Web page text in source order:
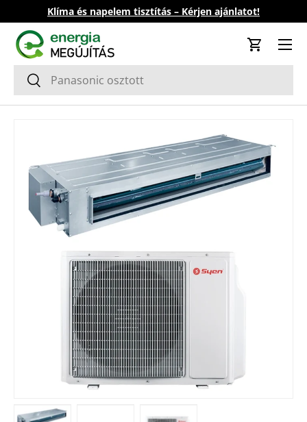
Ugrás a tartalomhoz
Klíma és napelem tisztítás – Kérjen ajánlatot!
Keresés
Keresés
Kosár
Tovább a termék információkhoz